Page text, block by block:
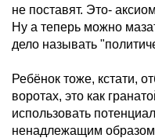
не поставят. Это-
Ну а теперь можно
дело называть
Ребёнок тоже, кстати,
воротах, это как
использовать
ненадлежащим